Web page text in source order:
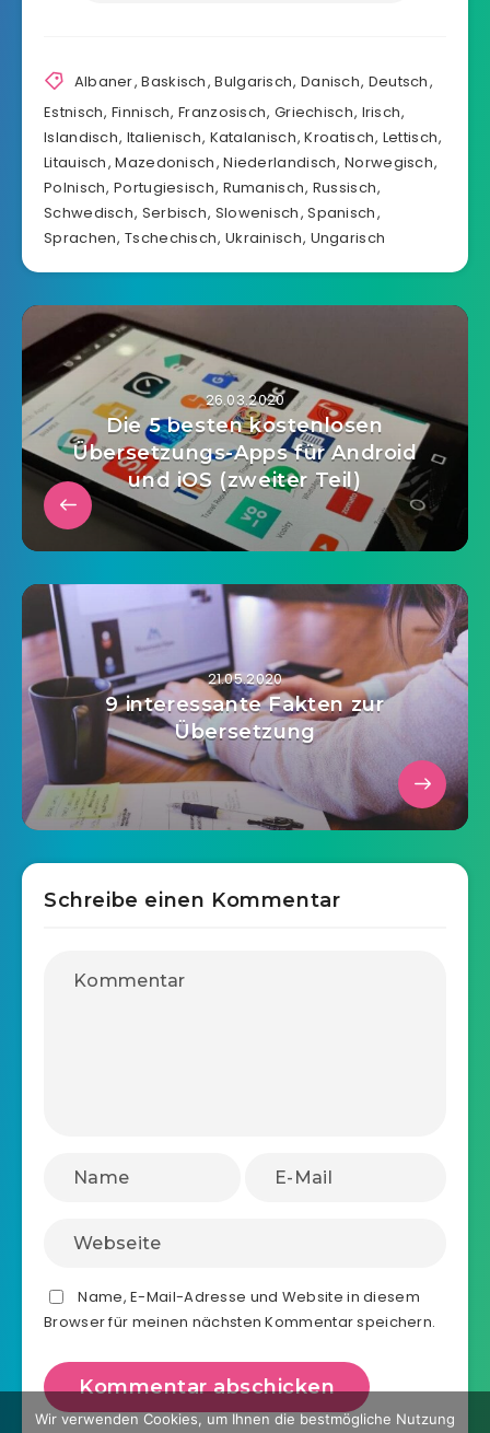
Albaner,Baskisch,Bulgarisch, Danisch, Deutsch,
Estnisch,Finnisch,Franzosisch, Griechisch, Irisch,
Islandisch, Italienisch, Katalanisch,Kroatisch, Lettisch,
Litauisch,Mazedonisch,Niederlandisch,Norwegisch,
Polnisch,Portugiesisch, Rumanisch, Russisch,
Schwedisch, Serbisch, Slowenisch,Spanisch,
Sprachen,Tschechisch, Ukrainisch, Ungarisch
26.03.2020
Die 5 besten kostenlosen
Übersetzungs-Apps für Android
und iOS (zweiter Teil)
21.05.2020
9 interessante Fakten zur
Übersetzung
Schreibe einen Kommentar
Name, E-Mail-Adresse und Website in diesem
Browser für meinen nächsten Kommentar speichern.
Wir verwenden Cookies, um Ihnen die bestmögliche Nutzung